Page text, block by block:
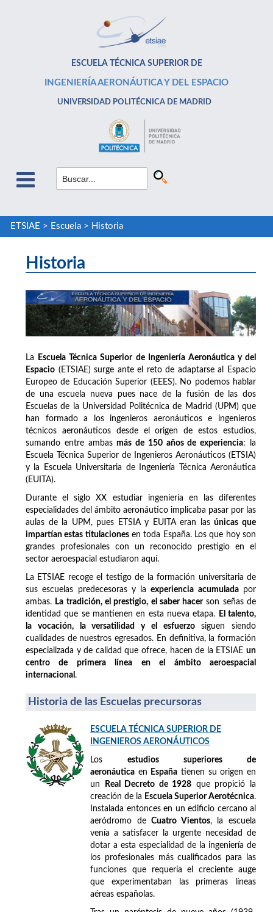
ESCUELA TÉCNICA SUPERIOR DE
INGENIERÍA AERONÁUTICA Y DEL ESPACIO
UNIVERSIDAD POLITÉCNICA DE MADRID
ETSIAE > Escuela> Historia
Historia
La
Escuela Técnica Superior de Ingeniería Aeronáutica y del
Espacio (ETSIAE) surge ante el reto de adaptarse al Espacio
Europeo de Educación Superior (EEES). No podemos hablar
de una escuela nueva pues nace de la fusión de las dos
Escuelas de la Universidad Politécnica de Madrid (UPM) que
han formado a los ingenieros aeronáuticos e ingenieros
técnicos aeronáuticos desde el origen de estos estudios,
sumando entre ambasmás de 150 años de experiencia: la
Escuela Técnica Superior de Ingenieros Aeronáuticos (ETSIA)
y la Escuela Universitaria de Ingeniería Técnica Aeronáutica
(EUITA).
Durante el siglo XX estudiar ingeniería en las diferentes
especialidades del ámbito aeronáutico implicaba pasar por las
aulas de la UPM, pues ETSIA y EUITA eran lasúnicas que
impartían estas titulacionesen toda España. Los que hoy son
grandes profesionales con un reconocido prestigio en el
sector aeroespacial estudiaron aquí.
La ETSIAE recoge el testigo de la formación universitaria de
sus escuelas predecesoras y laexperiencia acumuladapor
ambas. La tradición, el prestigio, el saber hacerson señas de
identidad que se mantienen en esta nueva etapa.
El talento,
la vocación, la versatilidad y el esfuerzosiguen siendo
cualidades de nuestros egresados. En definitiva, la formación
especializada y de calidad que ofrece, hacen de la ETSIAE un
centro de primera línea en el ámbito aeroespacial
internacional .
Historia de las Escuelas precursoras
ESCUELA TÉCNICA SUPERIOR DE
INGENIEROS AERONÁUTICOS
Los estudios superiores de
aeronáutica en España tienen su origen en
un
Real Decreto de 1928 que propició la
creación de la Escuela Superior Aerotécnica.
Instalada entonces en un edificio cercano al
aeródromo deCuatro Vientos, la escuela
venía a satisfacer la urgente necesidad de
dotar a esta especialidad de la ingeniería de
los profesionales más cualificados para las
funciones que requería el creciente auge
que experimentaban las primeras líneas
aéreas españolas.